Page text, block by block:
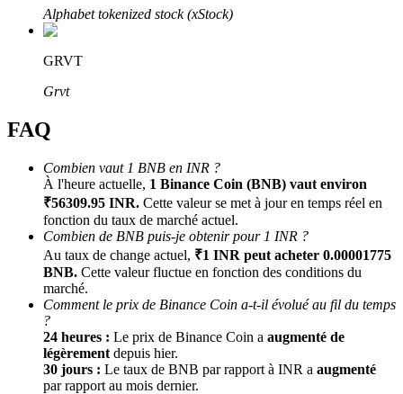
Invitez un ami pour recevoir des récompenses en espèces
BTC Welcome Rewards
Alphabet tokenized stock (xStock)
GRVT
Grvt
FAQ
Combien vaut 1 BNB en INR ?
À l'heure actuelle, 1 Binance Coin (BNB) vaut environ
₹56309.95 INR. Cette valeur se met à jour en temps réel en
fonction du taux de marché actuel.
Combien de BNB puis-je obtenir pour 1 INR ?
Au taux de change actuel, ₹1 INR peut acheter 0.00001775
BNB. Cette valeur fluctue en fonction des conditions du
marché.
Comment le prix de Binance Coin a-t-il évolué au fil du temps
?
24 heures : Le prix de Binance Coin a augmenté de
légèrement depuis hier.
30 jours : Le taux de BNB par rapport à INR a augmenté
par rapport au mois dernier.